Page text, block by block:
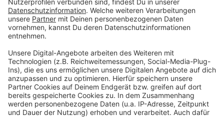
Unsere Corona-Sonderseite!
Anzeige
Anzeige